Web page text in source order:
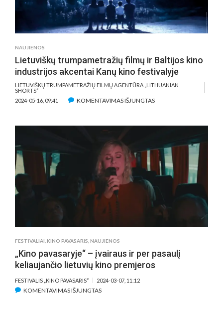
NAUJIENOS
Lietuviškų trumpametražių filmų ir Baltijos kino
industrijos akcentai Kanų kino festivalyje
LIETUVIŠKŲ TRUMPAMETRAŽIŲ FILMŲ AGENTŪRA „LITHUANIAN
SHORTS”
2024-05-16, 09:41
KOMENTAVIMAS IŠJUNGTASĮRAŠE
BALTIJOS
KINO
INDUSTRIJOS
AKCENTAI
KANŲ
KINO
FESTIVALIAI KINO PAVASARIS NAUJIENOS
„Kino pavasaryje“ – įvairaus ir per pasaulį
keliaujančio lietuvių kino premjeros
FESTIVALIS „KINO PAVASARIS“ 2024-03-07, 11:12
KOMENTAVIMAS IŠJUNGTASĮRAŠE